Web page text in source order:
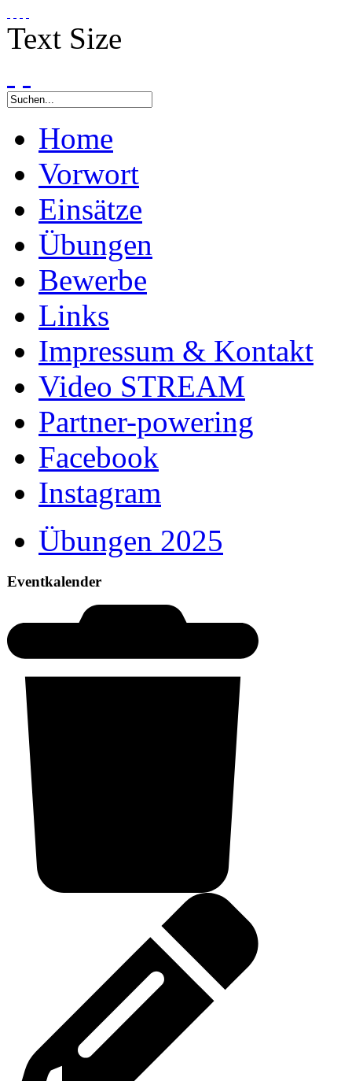
Text Size
Home
Vorwort
Einsätze
Übungen
Bewerbe
Links
Impressum & Kontakt
Video STREAM
Partner-powering
Facebook
Instagram
Übungen 2025
Eventkalender